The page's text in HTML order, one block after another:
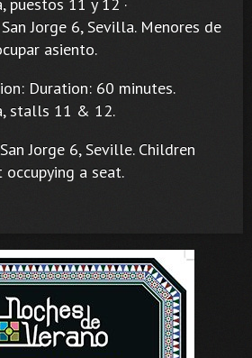
Jorge 6, Sevilla. Menores de
asiento.
Duration: 60 minutes.
stalls 11 & 12.
Jorge 6, Seville. Children
a seat.